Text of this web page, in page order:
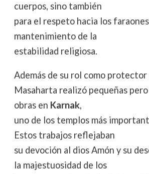
cuerpos, sino también
para el respeto hacia los
mantenimiento de la
estabilidad religiosa.
Además de su rol como protector
Masaharta realizó pequeñas
obras en Karnak,
uno de los templos más
Estos trabajos reflejaban
su devoción al dios Amón y su
la majestuosidad de los